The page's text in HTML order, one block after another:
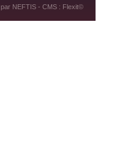
NEFTIS- CMS : Flexit©